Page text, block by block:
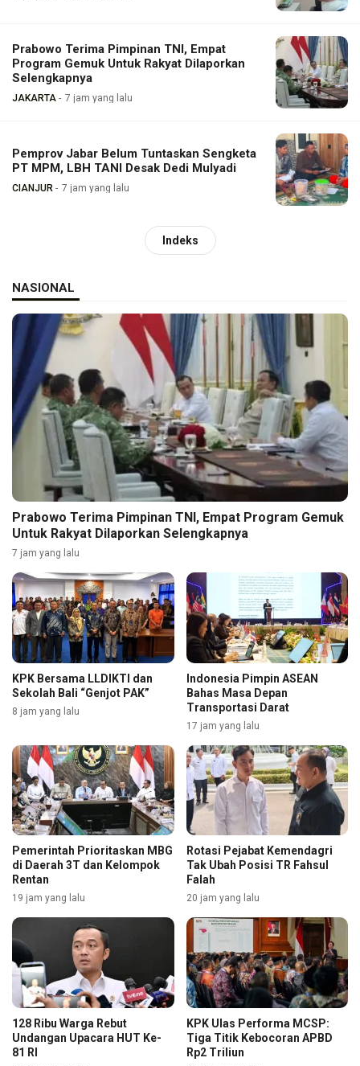
Prabowo Terima Pimpinan TNI, Empat
Program Gemuk Untuk Rakyat Dilaporkan
Selengkapnya
JAKARTA 7 jam yang lalu
Pemprov Jabar Belum Tuntaskan Sengketa
PT MPM, LBH TANI Desak Dedi Mulyadi
CIANJUR 7 jam yang lalu
Indeks
NASIONAL
Prabowo Terima Pimpinan TNI, Empat Program Gemuk
Untuk Rakyat Dilaporkan Selengkapnya
7 jam yang lalu
KPK Bersama LLDIKTI dan
Sekolah Bali “Genjot PAK”
8 jam yang lalu
Indonesia Pimpin ASEAN
Bahas Masa Depan
Transportasi Darat
17 jam yang lalu
Pemerintah Prioritaskan MBG
di Daerah 3T dan Kelompok
Rentan
19 jam yang lalu
Rotasi Pejabat Kemendagri
Tak Ubah Posisi TR Fahsul
Falah
20 jam yang lalu
128 Ribu Warga Rebut
Undangan Upacara HUT Ke-
81 RI
KPK Ulas Performa MCSP:
Tiga Titik Kebocoran APBD
Rp2 Triliun